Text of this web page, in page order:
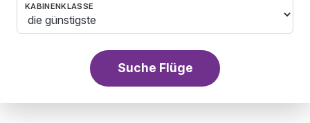
KABINENKLASSE
Suche Flüge